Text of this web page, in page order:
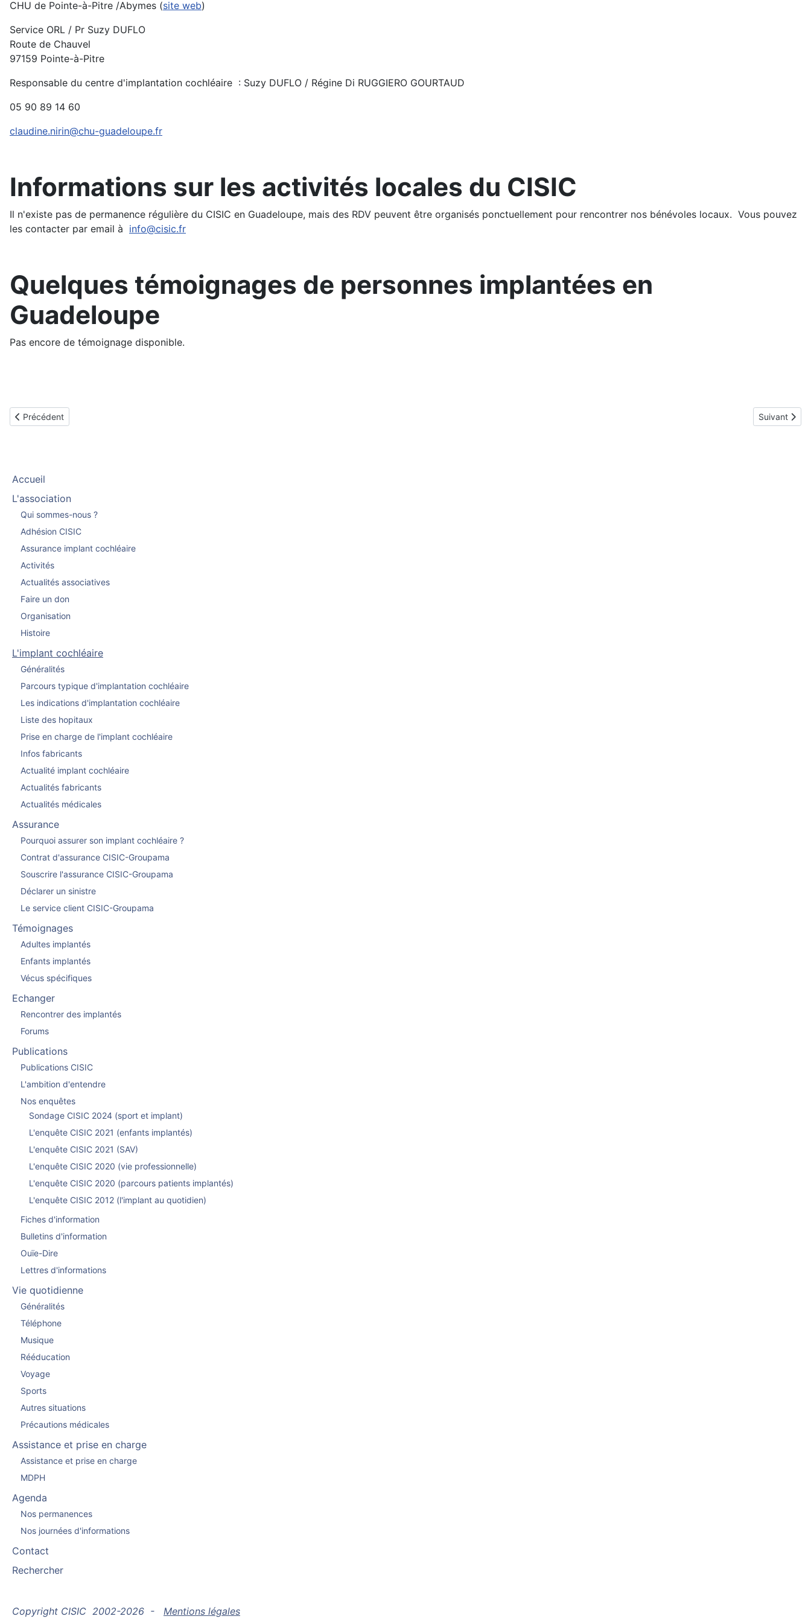
CHU de Pointe-à-Pitre /Abymes (site web)
Service ORL / Pr Suzy DUFLO
Route de Chauvel
97159 Pointe-à-Pitre
Responsable du centre d'implantation cochléaire : Suzy DUFLO / Régine Di RUGGIERO GOURTAUD
05 90 89 14 60
claudine.nirin@chu-guadeloupe.fr
Informations sur les activités locales du CISIC
Il n'existe pas de permanence régulière du CISIC en Guadeloupe, mais des RDV peuvent être organisés ponctuellement pour rencontrer nos bénévoles locaux. Vous pouvez
les contacter par email à info@cisic.fr
Quelques témoignages de personnes implantées en
Guadeloupe
Pas encore de témoignage disponible.
Article précédent : Tours
Précédent Article
Suivant
Accueil
L'association
Qui sommes-nous ?
Adhésion CISIC
Assurance implant cochléaire
Activités
Actualités associatives
Faire un don
Organisation
Histoire
L'implant cochléaire
Généralités
Parcours typique d'implantation cochléaire
Les indications d'implantation cochléaire
Liste des hopitaux
Prise en charge de l'implant cochléaire
Infos fabricants
Actualité implant cochléaire
Actualités fabricants
Actualités médicales
Assurance
Pourquoi assurer son implant cochléaire ?
Contrat d'assurance CISIC-Groupama
Souscrire l'assurance CISIC-Groupama
Déclarer un sinistre
Le service client CISIC-Groupama
Témoignages
Adultes implantés
Enfants implantés
Vécus spécifiques
Echanger
Rencontrer des implantés
Forums
Publications
Publications CISIC
L'ambition d'entendre
Nos enquêtes
Sondage CISIC 2024 (sport et implant)
L'enquête CISIC 2021 (enfants implantés)
L'enquête CISIC 2021 (SAV)
L'enquête CISIC 2020 (vie professionnelle)
L'enquête CISIC 2020 (parcours patients implantés)
L'enquête CISIC 2012 (l'implant au quotidien)
Fiches d'information
Bulletins d'information
Ouïe-Dire
Lettres d'informations
Vie quotidienne
Généralités
Téléphone
Musique
Rééducation
Voyage
Sports
Autres situations
Précautions médicales
Assistance et prise en charge
Assistance et prise en charge
MDPH
Agenda
Nos permanences
Nos journées d'informations
Contact
Rechercher
Copyright CISIC 2002-2026 - Mentions légales